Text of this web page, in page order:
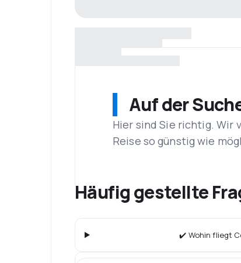
Auf der
Hier sind Sie richtig. Wir
Reise so günstig wie
Häufig gestellte
✔️ Wohin fliegt